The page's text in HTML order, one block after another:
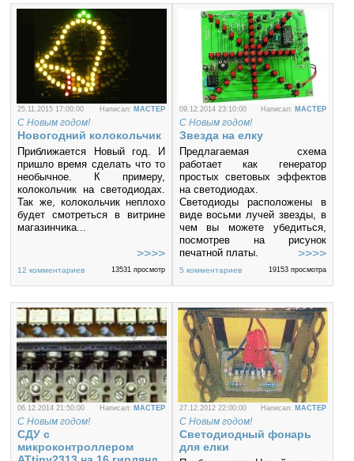
25.11.2015 17:00:00 Написал: MACTEP
С Новым годом!
Новогодний колокольчик
Приближается Новый год. И
пришло время сделать что то
необычное. К примеру,
колокольчик на светодиодах.
Так же, колокольчик неплохо
будет смотреться в витрине
магазинчика...
12 комментариев 13531 просмотр
09.12.2014 23:10:00 Написал: MACTEP
С Новым годом!
Звезда на елку
Предлагаемая схема
работает как генератор
простых световых эффектов
на светодиодах.
Светодиоды расположены в
виде восьми лучей звезды, в
чем вы можете убедиться,
посмотрев на рисунок
печатной платы.
Эта конструкция является
идеальным украшением
декоративным элементом
домашнего интерьера.
5 комментариев 19153 просмотра
06.12.2014 21:50:00 Написал: MACTEP
С Новым годом!
СДУ с
микроконтроллером
27.12.2012 22:00:00 Написал: MACTEP
С Новым годом!
Светодиодный фонарь
для елки